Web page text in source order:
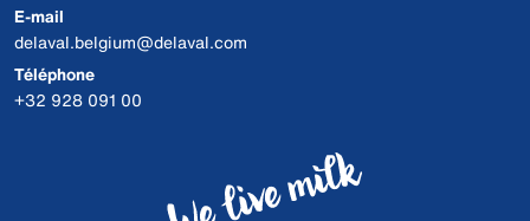
E-mail
delaval.belgium@delaval.com
Téléphone
+32 928 091 00